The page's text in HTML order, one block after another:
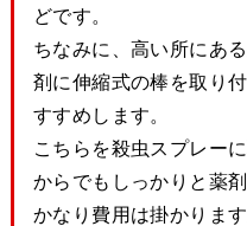
どです。
ちなみに、高い所にあ
剤に伸縮式の棒を取り
すすめします。
こちらを殺虫スプレー
からでもしっかりと薬
かなり費用は掛かりま